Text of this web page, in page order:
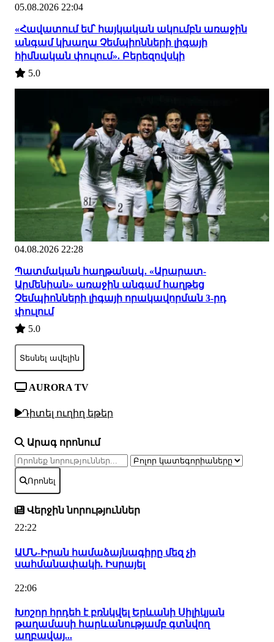
05.08.2026 22:04
«Հավատում եմ՝ հայկական ակումբն առաջին
անգամ կխաղա Չեմպիոնների լիգայի
հիմնական փուլում». Բերեզովսկի
5.0
04.08.2026 22:28
Պատմական հաղթանակ․ «Արարատ-
Արմենիան» առաջին անգամ հաղթեց
Չեմպիոնների լիգայի որակավորման 3-րդ
փուլում
5.0
Տեսնել ավելին
AURORA TV
Դիտել ուղիղ եթեր
Արագ որոնում
Որոնել
Վերջին նորություններ
22:22
ԱՄՆ-Իրան համաձայնագիրը մեզ չի
սահմանափակի. Իսրայել
22:06
Խոշոր հրդեհ է բռնկվել Երևանի Սիլիկյան
թաղամասի հարևանությամբ գտնվող
աղբավայ...